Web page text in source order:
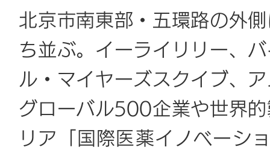
北京市南東部・五環路の外
ち並ぶ。イーライリリー、
ル・マイヤーズスクイブ、
グローバル500企業や世界
リア「国際医薬イノベーシ